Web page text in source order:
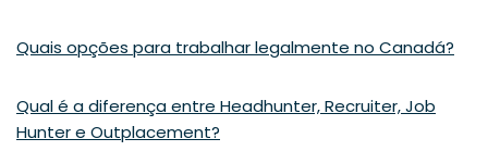
Quais opções para trabalhar legalmente no Canadá?
Qual é a diferença entre Headhunter, Recruiter, Job
Hunter e Outplacement?